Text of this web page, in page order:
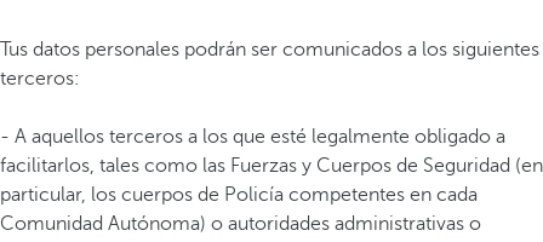
Tus datos personales podrán ser comunicados a los siguientes
terceros:
- A aquellos terceros a los que esté legalmente obligado a
facilitarlos, tales como las Fuerzas y Cuerpos de Seguridad (en
particular, los cuerpos de Policía competentes en cada
Comunidad Autónoma) o autoridades administrativas o